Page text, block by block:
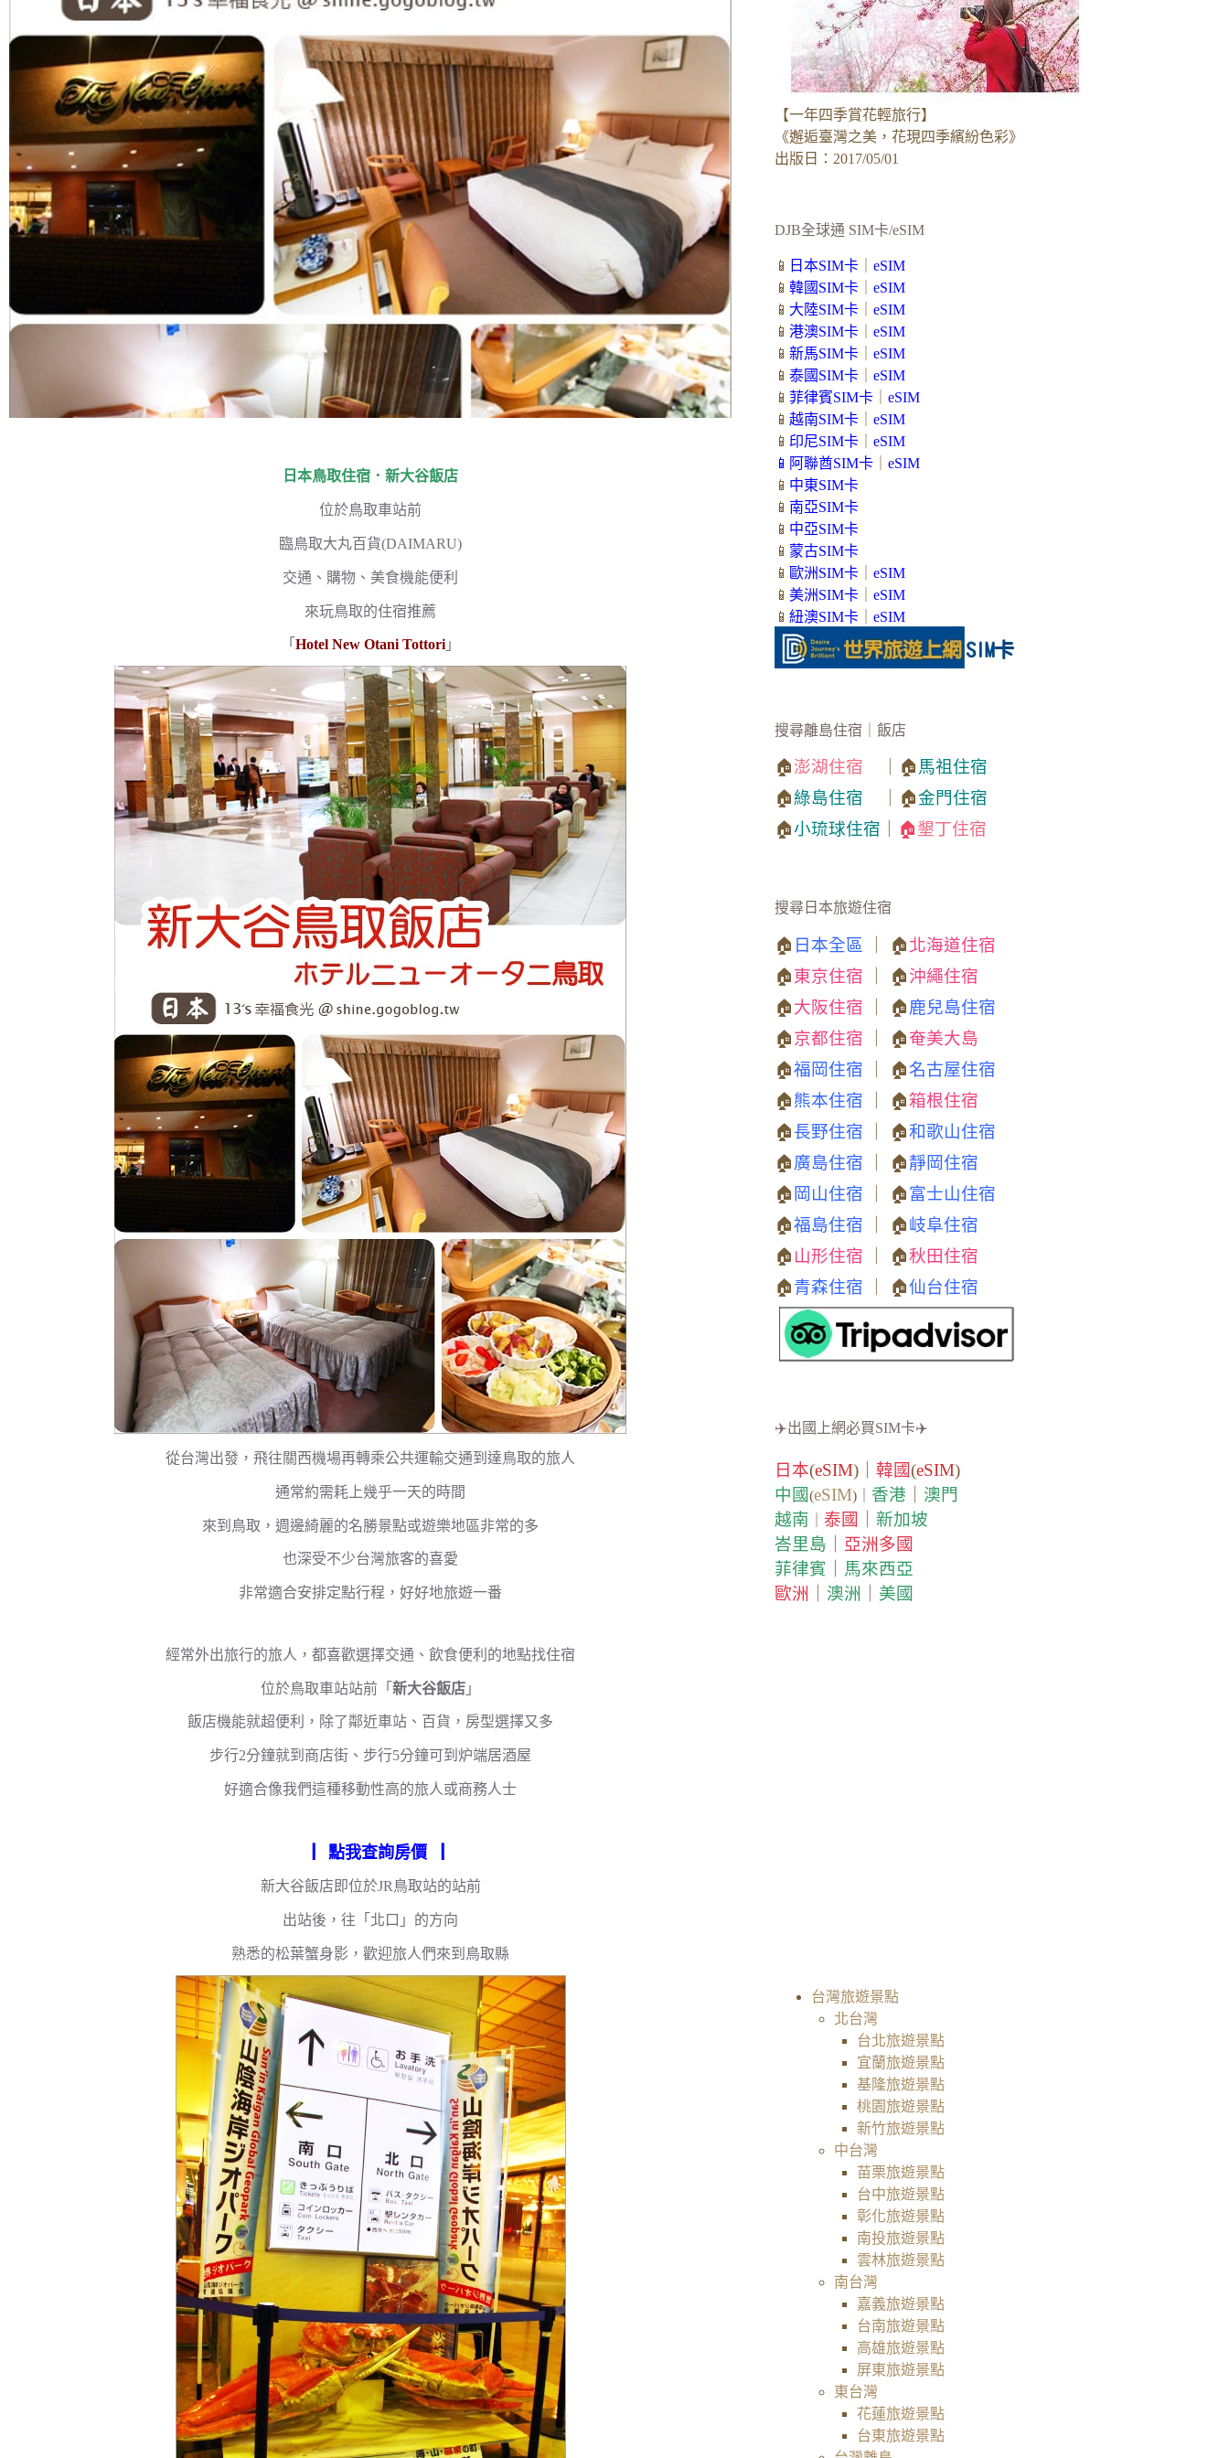
日本鳥取住宿．新大谷飯店
位於鳥取車站前
臨鳥取大丸百貨(DAIMARU)
交通、購物、美食機能便利
來玩鳥取的住宿推薦
「Hotel New Otani Tottori」
從台灣出發，飛往關西機場再轉乘公共運輸交通到達鳥取的旅人
通常約需耗上幾乎一天的時間
來到鳥取，週邊綺麗的名勝景點或遊樂地區非常的多
也深受不少台灣旅客的喜愛
非常適合安排定點行程，好好地旅遊一番
經常外出旅行的旅人，都喜歡選擇交通、飲食便利的地點找住宿
位於鳥取車站站前「新大谷飯店 」
飯店機能就超便利，除了鄰近車站、百貨，房型選擇又多
步行2分鐘就到商店街、步行5分鐘可到炉端居酒屋
好適合像我們這種移動性高的旅人或商務人士
點我查詢房價▕
新大谷飯店即位於JR鳥取站的站前
出站後，往「北口」的方向
熟悉的松葉蟹身影，歡迎旅人們來到鳥取縣
【一年四季賞花輕旅行】
《邂逅臺灣之美，花現四季繽紛色彩》
出版日：2017/05/01
DJB全球通 SIM卡/eSIM
📱 日本SIM卡｜ eSIM
📱 韓國SIM卡｜ eSIM
📱 大陸SIM卡｜ eSIM
📱 港澳SIM卡｜ eSIM
📱 新馬SIM卡｜ eSIM
📱 泰國SIM卡｜ eSIM
📱 菲律賓SIM卡｜ eSIM
📱 越南SIM卡｜ eSIM
📱 印尼SIM卡｜ eSIM
📱 阿聯酋SIM卡｜ eSIM
📱 中東SIM卡
📱 南亞SIM卡
📱 中亞SIM卡
📱 蒙古SIM卡
📱 歐洲SIM卡｜ eSIM
📱 美洲SIM卡｜ eSIM
📱 紐澳SIM卡｜ eSIM
搜尋離島住宿｜飯店
🏠澎湖住宿 ｜🏠馬祖住宿
🏠綠島住宿 ｜🏠金門住宿
🏠小琉球住宿 🏠墾丁住宿
搜尋日本旅遊住宿
🏠 日本全區 ｜ 🏠北海道住宿
🏠東京住宿 ｜ 🏠沖繩住宿
🏠大阪住宿 ｜ 🏠鹿兒島住宿
🏠京都住宿 ｜ 🏠奄美大島
🏠福岡住宿 ｜ 🏠名古屋住宿
🏠熊本住宿 ｜ 🏠箱根住宿
🏠長野住宿 ｜ 🏠和歌山住宿
🏠廣島住宿 ｜ 🏠靜岡住宿
🏠 岡山住宿 ｜ 🏠富士山住宿
🏠福島住宿 ｜ 🏠岐阜住宿
🏠 山形住宿 ｜ 🏠秋田住宿
🏠青森住宿 ｜ 🏠仙台住宿
✈️出國上網必買SIM卡✈️
日本(eSIM)｜ 韓國(eSIM)
中國(eSIM)｜ 香港
澳門
越南
泰國
新加坡
峇里島
亞洲多國
菲律賓
馬來西亞
歐洲
澳洲 美國
台灣旅遊景點
北台灣
台北旅遊景點
宜蘭旅遊景點
基隆旅遊景點
桃園旅遊景點
新竹旅遊景點
中台灣
苗栗旅遊景點
台中旅遊景點
彰化旅遊景點
南投旅遊景點
雲林旅遊景點
南台灣
嘉義旅遊景點
台南旅遊景點
高雄旅遊景點
屏東旅遊景點
東台灣
花蓮旅遊景點
台東旅遊景點